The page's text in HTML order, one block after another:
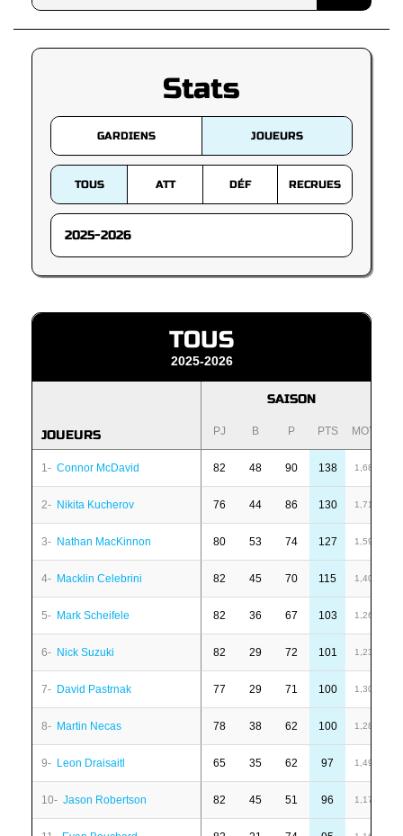
Stats
GARDIENS JOUEURS
TOUS ATT DÉF RECRUES
TOUS
2025-2026
JOUEURS
SAISON
PJ B P PTS MOY
1- Connor McDavid 82 48 90 138 1,68
2- Nikita Kucherov 76 44 86 130 1,71
3- Nathan MacKinnon 80 53 74 127 1,59
4- Macklin Celebrini 82 45 70 115 1,40
5- Mark Scheifele 82 36 67 103 1,26
6- Nick Suzuki 82 29 72 101 1,23
7- David Pastrnak 77 29 71 100 1,30
8- Martin Necas 78 38 62 100 1,28
9- Leon Draisaitl 65 35 62 97 1,49
10- Jason Robertson 82 45 51 96 1,17